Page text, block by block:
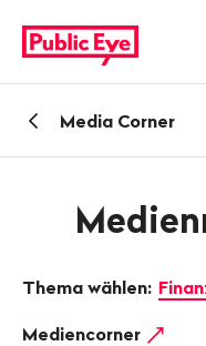
auf
publiceye.ch
ZurückMedia Corner
Thema wählen:
Mediencorner